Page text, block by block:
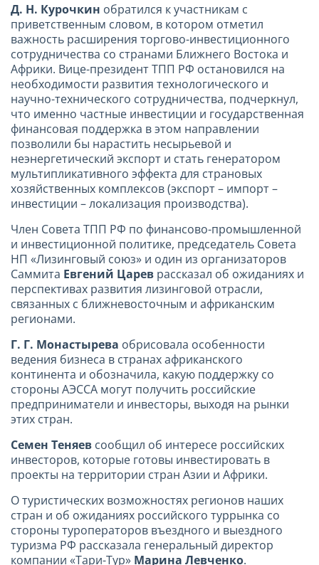
Д. Н. Курочкин обратился к участникам с
приветственным словом, в котором отметил
важность расширения торгово-инвестиционного
сотрудничества со странами Ближнего Востока и
Африки. Вице-президент ТПП РФ остановился на
необходимости развития технологического и
научно-технического сотрудничества, подчеркнул,
что именно частные инвестиции и государственная
финансовая поддержка в этом направлении
позволили бы нарастить несырьевой и
неэнергетический экспорт и стать генератором
мультипликативного эффекта для страновых
хозяйственных комплексов (экспорт – импорт –
инвестиции – локализация производства).
Член Совета ТПП РФ по финансово-промышленной
и инвестиционной политике, председатель Совета
НП «Лизинговый союз» и один из организаторов
Саммита Евгений Царев рассказал об ожиданиях и
перспективах развития лизинговой отрасли,
связанных с ближневосточным и африканским
регионами.
Г. Г. Монастырева обрисовала особенности
ведения бизнеса в странах африканского
континента и обозначила, какую поддержку со
стороны АЭССА могут получить российские
предприниматели и инвесторы, выходя на рынки
этих стран.
Семен Теняев сообщил об интересе российских
инвесторов, которые готовы инвестировать в
проекты на территории стран Азии и Африки.
О туристических возможностях регионов наших
стран и об ожиданиях российского туррынка со
стороны туроператоров въездного и выездного
туризма РФ рассказала генеральный директор
компании «Тари-Тур» Марина Левченко.